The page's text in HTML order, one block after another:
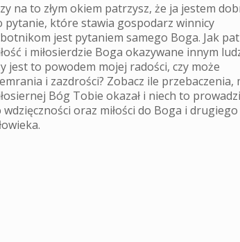
na to złym okiem patrzysz, że ja jestem
pytanie, które stawia gospodarz winnicy
jest pytaniem samego Boga. Jak
i miłosierdzie Boga okazywane innym
jest to powodem mojej radości, czy może
i zazdrości? Zobacz ile przebaczenia,
Bóg Tobie okazał i niech to
wdzięczności oraz miłości do Boga i drugiego